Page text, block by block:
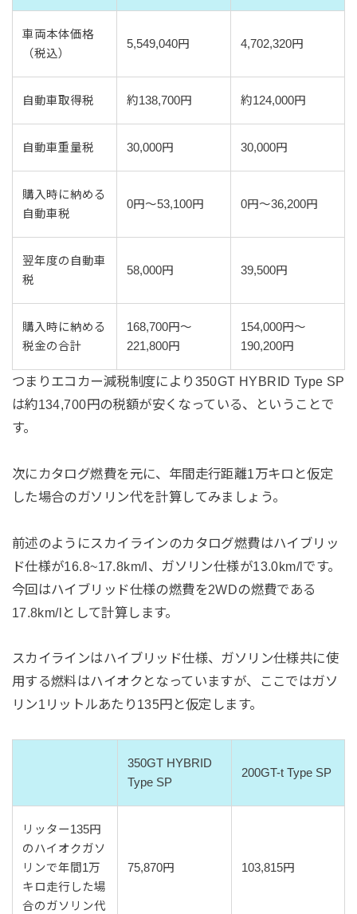
車両本体価格
（税込）
5,549,040円 4,702,320円
自動車取得税 約138,700円 約124,000円
自動車重量税 30,000円 30,000円
購入時に納める
自動車税
0円～53,100円 0円～36,200円
翌年度の自動車
税
58,000円 39,500円
購入時に納める
税金の合計
168,700円～
221,800円
154,000円～
190,200円
つまりエコカー減税制度により350GT HYBRID Type SP
は約134,700円の税額が安くなっている、ということで
す。
次にカタログ燃費を元に、年間走行距離1万キロと仮定
した場合のガソリン代を計算してみましょう。
前述のようにスカイラインのカタログ燃費はハイブリッ
ド仕様が16.8~17.8km/l、ガソリン仕様が13.0km/lです。
今回はハイブリッド仕様の燃費を2WDの燃費である
17.8km/lとして計算します。
スカイラインはハイブリッド仕様、ガソリン仕様共に使
用する燃料はハイオクとなっていますが、ここではガソ
リン1リットルあたり135円と仮定します。
350GT HYBRID
Type SP
200GT-t Type SP
リッター135円
のハイオクガソ
リンで年間1万
キロ走行した場
合のガソリン代
75,870円 103,815円